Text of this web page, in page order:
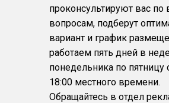
проконсультируют вас по
вопросам, подберут
вариант и график
работаем пять дней в
понедельника по пятницу
18:00 местного времени.
Обращайтесь в отдел